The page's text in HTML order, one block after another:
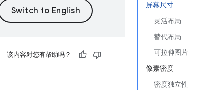
屏幕尺寸
灵活布局
替代布局
可拉伸图片
像素密度
密度独立性
该内容对您有帮助吗？